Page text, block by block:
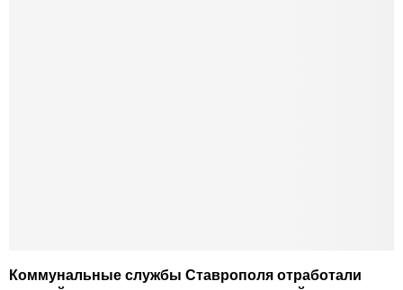
Коммунальные службы Ставрополя отработали